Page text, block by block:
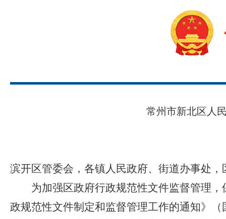
常州市新北区人
滨开区管委会，各镇人民政府、街道办事处
为加强区政府行政规范性文件监督管理
政规范性文件制定和监督管理工作的通知》